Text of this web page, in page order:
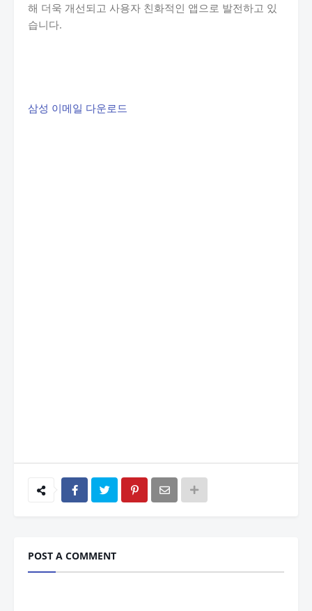
해 더욱 개선되고 사용자 친화적인 앱으로 발전하고 있
습니다.
삼성 이메일 다운로드
POST A COMMENT